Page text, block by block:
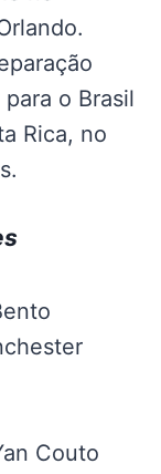
o Brasil
Rica, no
Couto